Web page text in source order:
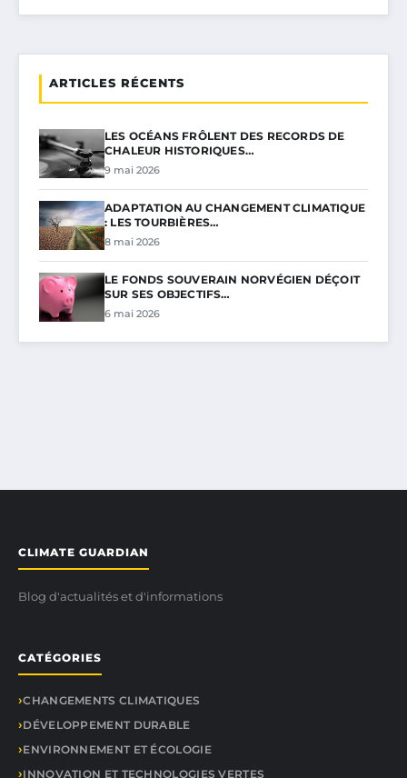
ARTICLES RÉCENTS
LES OCÉANS FRÔLENT DES RECORDS DE
CHALEUR HISTORIQUES…
9 mai 2026
ADAPTATION AU CHANGEMENT CLIMATIQUE
: LES TOURBIÈRES…
8 mai 2026
LE FONDS SOUVERAIN NORVÉGIEN DÉÇOIT
SUR SES OBJECTIFS…
6 mai 2026
CLIMATE GUARDIAN
Blog d'actualités et d'informations
CATÉGORIES
CHANGEMENTS CLIMATIQUES
DÉVELOPPEMENT DURABLE
ENVIRONNEMENT ET ÉCOLOGIE
INNOVATION ET TECHNOLOGIES VERTES